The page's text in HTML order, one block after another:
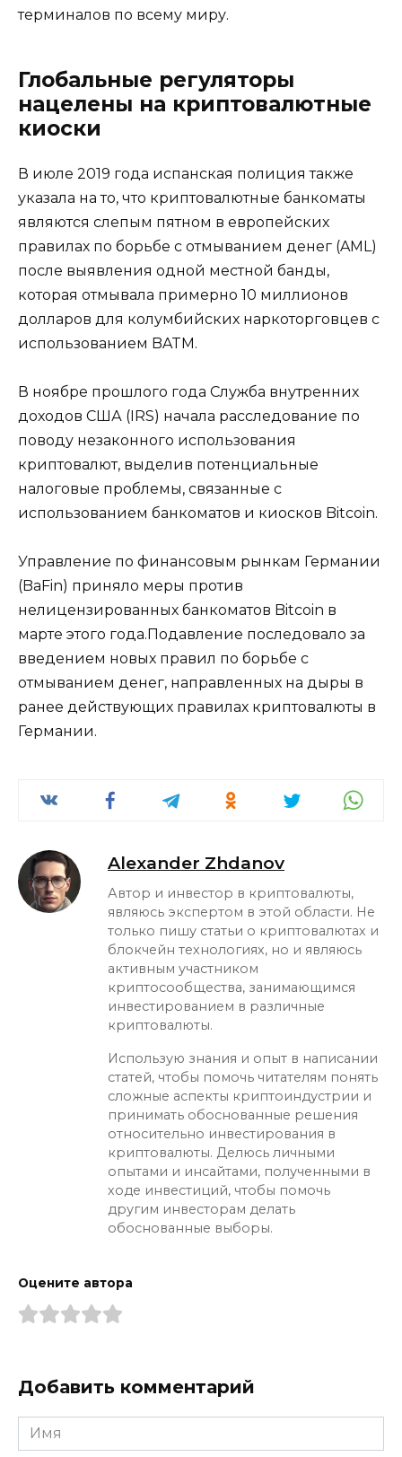
терминалов по всему миру.
Глобальные регуляторы
нацелены на криптовалютные
киоски
В июле 2019 года испанская полиция также
указала на то, что криптовалютные банкоматы
являются слепым пятном в европейских
правилах по борьбе с отмыванием денег (AML)
после выявления одной местной банды,
которая отмывала примерно 10 миллионов
долларов для колумбийских наркоторговцев с
использованием BATM.
В ноябре прошлого года Служба внутренних
доходов США (IRS) начала расследование по
поводу незаконного использования
криптовалют, выделив потенциальные
налоговые проблемы, связанные с
использованием банкоматов и киосков Bitcoin.
Управление по финансовым рынкам Германии
(BaFin) приняло меры против
нелицензированных банкоматов Bitcoin в
марте этого года.Подавление последовало за
введением новых правил по борьбе с
отмыванием денег, направленных на дыры в
ранее действующих правилах криптовалюты в
Германии.
Alexander Zhdanov
Автор и инвестор в криптовалюты,
являюсь экспертом в этой области. Не
только пишу статьи о криптовалютах и
блокчейн технологиях, но и являюсь
активным участником
криптосообщества, занимающимся
инвестированием в различные
криптовалюты.
Использую знания и опыт в написании
статей, чтобы помочь читателям понять
сложные аспекты криптоиндустрии и
принимать обоснованные решения
относительно инвестирования в
криптовалюты. Делюсь личными
опытами и инсайтами, полученными в
ходе инвестиций, чтобы помочь
другим инвесторам делать
обоснованные выборы.
Оцените автора
Добавить комментарий
Имя
*